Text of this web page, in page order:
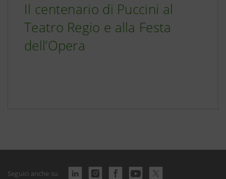
Il centenario di Puccini al
Teatro Regio e alla Festa
dell’Opera
Seguici anche su